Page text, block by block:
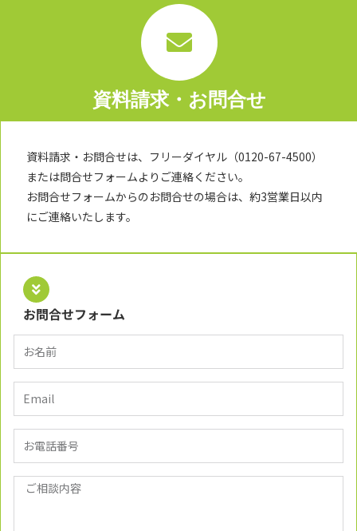
資料請求・お問合せ
資料請求・お問合せは、フリーダイヤル（0120-67-4500）
または問合せフォームよりご連絡ください。
お問合せフォームからのお問合せの場合は、約3営業日以内
にご連絡いたします。
お問合せフォーム